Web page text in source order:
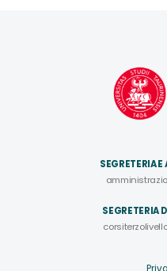
SEGRETERIA
SEGRETERIA